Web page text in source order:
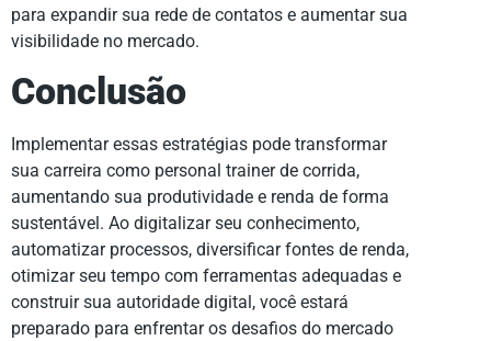
para expandir sua rede de contatos e aumentar sua
visibilidade no mercado.
Conclusão
Implementar essas estratégias pode transformar
sua carreira como personal trainer de corrida,
aumentando sua produtividade e renda de forma
sustentável. Ao digitalizar seu conhecimento,
automatizar processos, diversificar fontes de renda,
otimizar seu tempo com ferramentas adequadas e
construir sua autoridade digital, você estará
preparado para enfrentar os desafios do mercado